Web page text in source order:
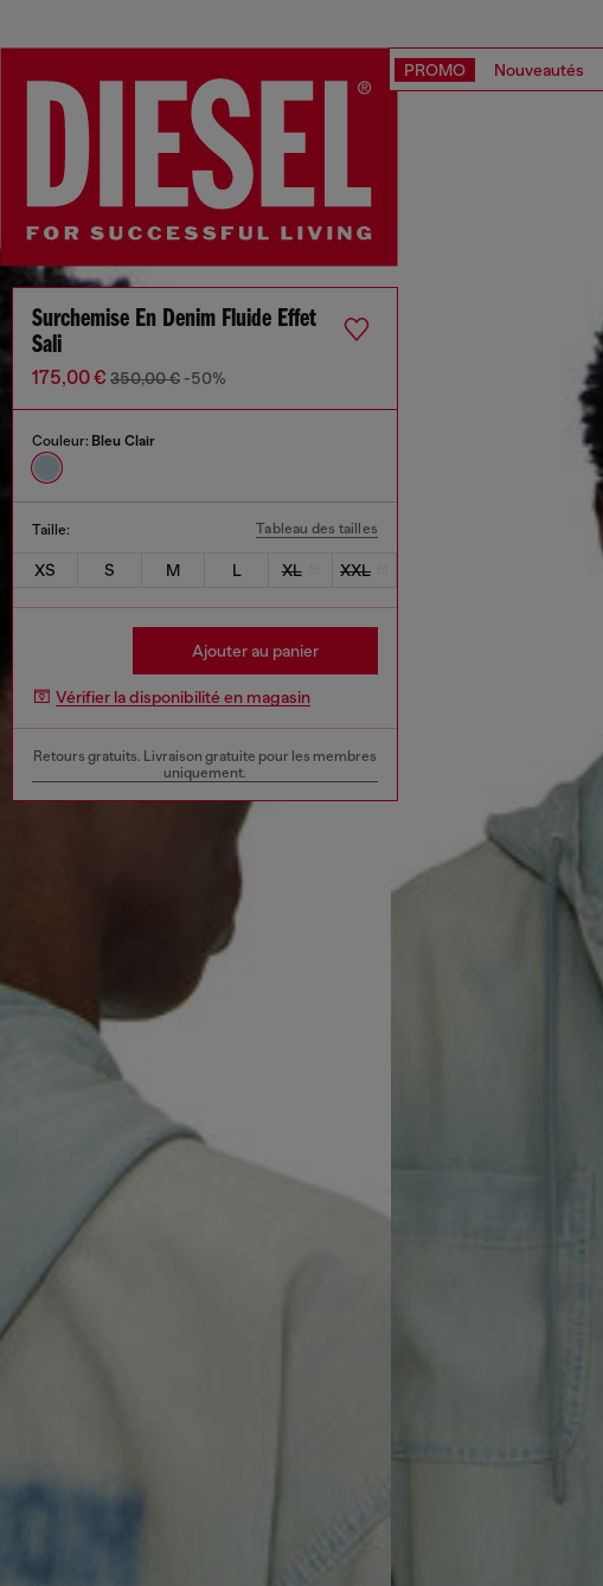
PROMO Nouveautés
Surchemise En Denim Fluide Effet
Sali
175,00 € 350,00 € -50%
Couleur: Bleu Clair
Taille: Tableau des tailles
XS S M L XL XXL
Ajouter au panier
Vérifier la disponibilité en magasin
Retours gratuits. Livraison gratuite pour les membres
uniquement.